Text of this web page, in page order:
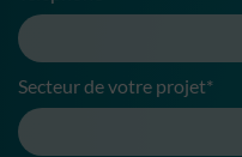
Secteur de votre projet*